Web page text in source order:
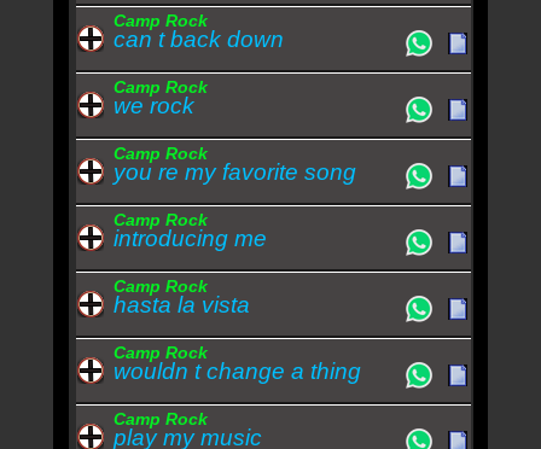
Camp Rock
can t back down
Camp Rock
we rock
Camp Rock
you re my favorite song
Camp Rock
introducing me
Camp Rock
hasta la vista
Camp Rock
wouldn t change a thing
Camp Rock
play my music